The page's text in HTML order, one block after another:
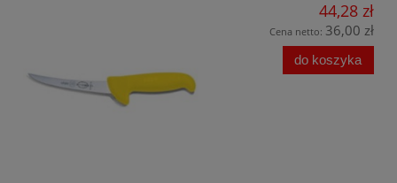
44,28 zł
Cena netto: 36,00 zł
do koszyka